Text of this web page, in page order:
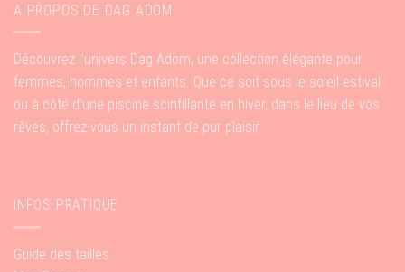
A PROPOS DE DAG ADOM
Découvrez l’univers Dag Adom, une collection élégante pour
femmes, hommes et enfants. Que ce soit sous le soleil estival
ou à côté d’une piscine scintillante en hiver, dans le lieu de vos
rêves, offrez-vous un instant de pur plaisir.
INFOS PRATIQUE
Guide des tailles